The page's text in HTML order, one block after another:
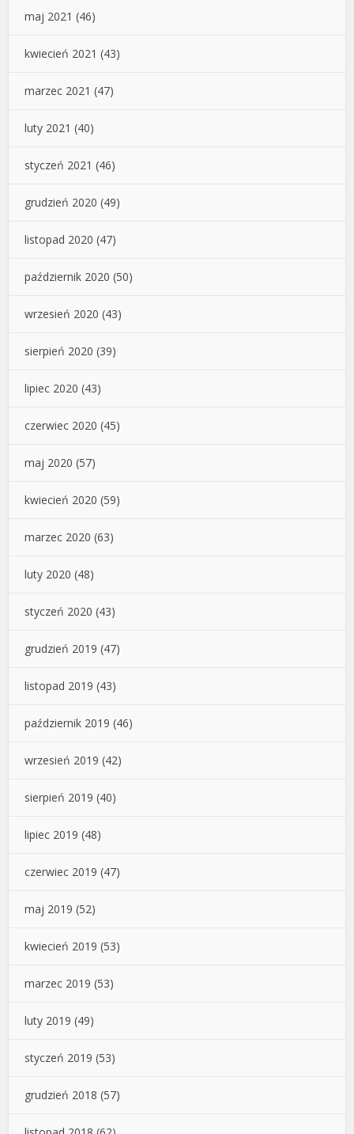
maj 2021 (46)
kwiecień 2021 (43)
marzec 2021 (47)
luty 2021 (40)
styczeń 2021 (46)
grudzień 2020 (49)
listopad 2020 (47)
październik 2020 (50)
wrzesień 2020 (43)
sierpień 2020 (39)
lipiec 2020 (43)
czerwiec 2020 (45)
maj 2020 (57)
kwiecień 2020 (59)
marzec 2020 (63)
luty 2020 (48)
styczeń 2020 (43)
grudzień 2019 (47)
listopad 2019 (43)
październik 2019 (46)
wrzesień 2019 (42)
sierpień 2019 (40)
lipiec 2019 (48)
czerwiec 2019 (47)
maj 2019 (52)
kwiecień 2019 (53)
marzec 2019 (53)
luty 2019 (49)
styczeń 2019 (53)
grudzień 2018 (57)